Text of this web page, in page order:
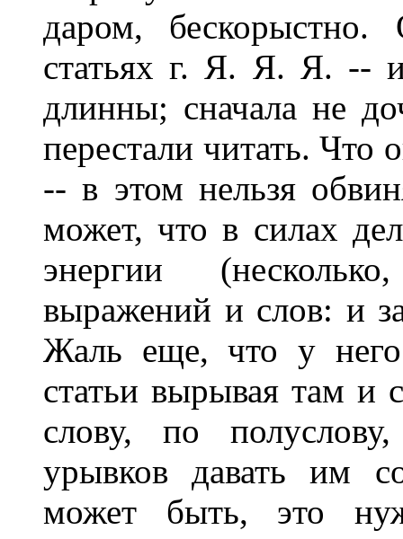
даром,
статьях г. Я. Я. Я. --
длинны; сначала не
перестали читать. Что
-- в этом нельзя
может, что в силах
энергии
выражений и слов: и
Жаль еще, что у
статьи вырывая там и
слову, по
урывков давать им
может быть, это